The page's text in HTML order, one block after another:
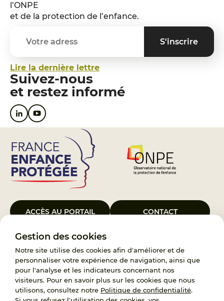
Gestion des cookies
Notre site utilise des cookies afin d'améliorer et de
personnaliser votre expérience de navigation, ainsi que
pour l'analyse et les indicateurs concernant nos
visiteurs. Pour en savoir plus sur les cookies que nous
utilisons, consultez notre Politique de confidentialité.
l’ONPE
et de la protection de l’enfance.
Lire la dernière lettre
Suivez-nous
et restez informé
ACCÈS AU PORTAIL CONTACT
Le Groupement d’Intérêt Public France Enfance Protégée, créé le 5
janvier 2023, a pour objet d’assurer les missions de service public du
119, d’accompagnement des adoptants et de traitement des
demandes d’accès aux origines personnelles. France Enfance
Protégée est également un observatoire et une ressource pour
l’ensemble des professionnels, ainsi qu’un appui à l’élaboration de la
politique publique à travers le soutien à l’activité des conseils